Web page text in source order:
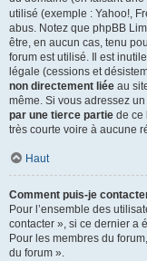
utilisé (exemple : Yahoo!,
abus. Notez que phpBB
être, en aucun cas, tenu
forum est utilisé. Il est
légale (cessions et
non directement liée au
même. Si vous adressez
par une tierce partie de ce
très courte voire à aucune
Haut
Comment puis-je
Pour l’ensemble des
contacter », si ce dernier a
Pour les membres du
du forum ».